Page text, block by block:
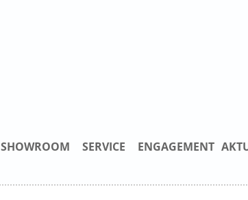
SHOWROOM SERVICE ENGAGEMENT